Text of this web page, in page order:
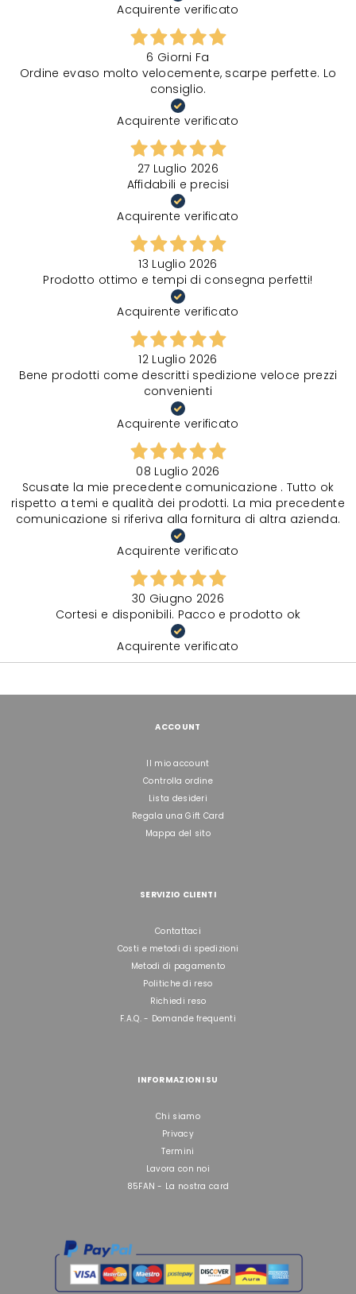
Acquirente verificato
6 Giorni Fa
Ordine evaso molto velocemente, scarpe perfette. Lo
consiglio.
Acquirente verificato
27 Luglio 2026
Affidabili e precisi
Acquirente verificato
13 Luglio 2026
Prodotto ottimo e tempi di consegna perfetti!
Acquirente verificato
12 Luglio 2026
Bene prodotti come descritti spedizione veloce prezzi
convenienti
Acquirente verificato
08 Luglio 2026
Scusate la mie precedente comunicazione . Tutto ok
rispetto a temi e qualità dei prodotti. La mia precedente
comunicazione si riferiva alla fornitura di altra azienda.
Acquirente verificato
30 Giugno 2026
Cortesi e disponibili. Pacco e prodotto ok
Acquirente verificato
ACCOUNT
Il mio account
Controlla ordine
Lista desideri
Regala una Gift Card
Mappa del sito
SERVIZIO CLIENTI
Contattaci
Costi e metodi di spedizioni
Metodi di pagamento
Politiche di reso
Richiedi reso
F.A.Q. - Domande frequenti
INFORMAZIONI SU
Chi siamo
Privacy
Termini
Lavora con noi
85FAN - La nostra card